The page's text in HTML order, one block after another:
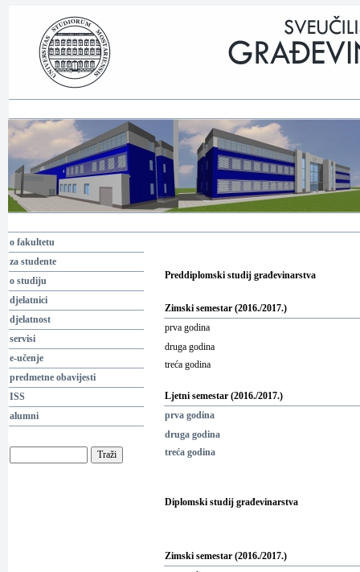
o fakultetu
za studente
o studiju
djelatnici
djelatnost
servisi
e-učenje
predmetne obavijesti
ISS
alumni
Preddiplomski studij građevinarstva
Zimski semestar (2016./2017.)
prva godina
druga godina
treća godina
Ljetni semestar (2016./2017.)
prva godina
druga godina
treća godina
Diplomski studij građevinarstva
Zimski semestar (2016./2017.)